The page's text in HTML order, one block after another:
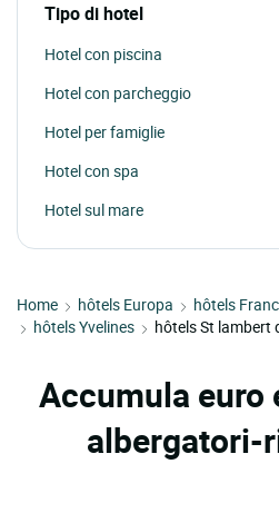
Tipo di hotel
Hotel con piscina
Hotel con parcheggio
Hotel per famiglie
Hotel con spa
Hotel sul mare
Home hôtels Europa hôtels
hôtels Yvelines
hôtels St lambert
Accumula euro
albergatori-